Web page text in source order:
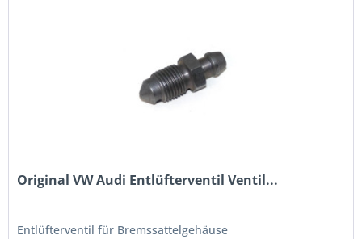
Original VW Audi Entlüfterventil Ventil...
Entlüfterventil für Bremssattelgehäuse